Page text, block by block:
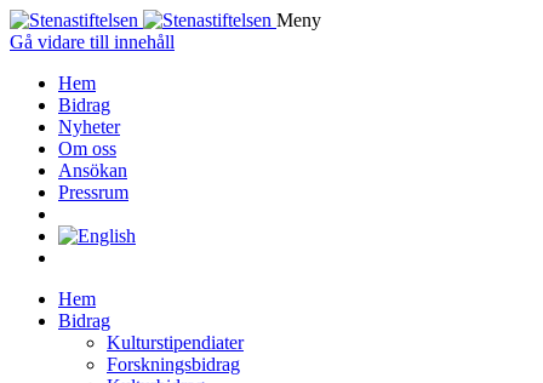
Meny
Gå vidare till innehåll
Hem
Bidrag
Nyheter
Om oss
Ansökan
Pressrum
Hem
Bidrag
Kulturstipendiater
Forskningsbidrag